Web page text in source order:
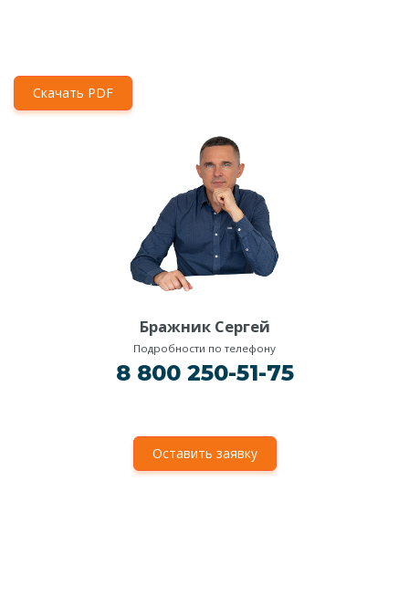
Скачать PDF
Бражник Сергей
Подробности по телефону
8 800 250-51-75
Оставить заявку